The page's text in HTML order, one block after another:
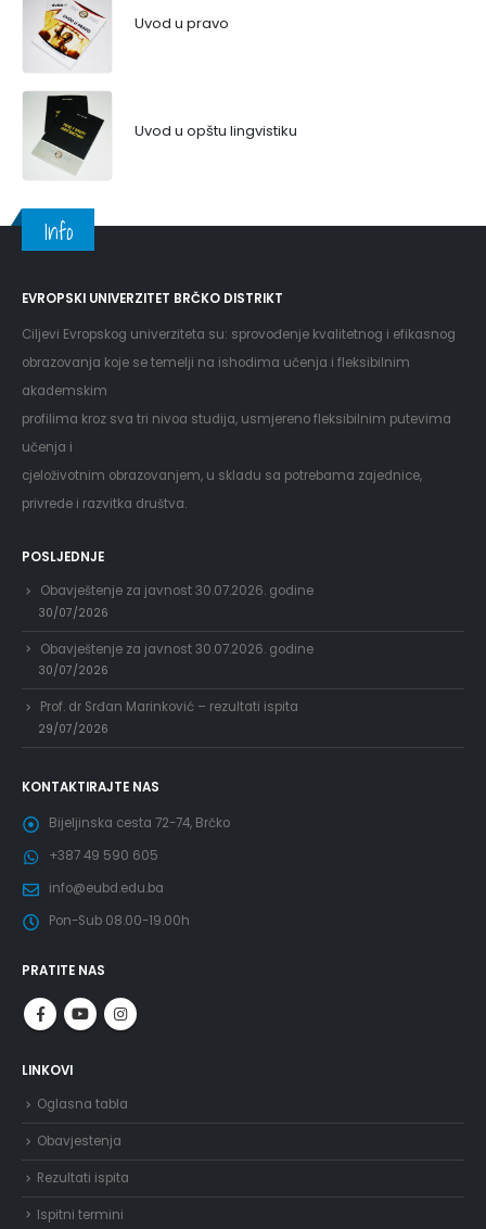
Uvod u pravo
Uvod u opštu lingvistiku
Info
EVROPSKI UNIVERZITET BRČKO DISTRIKT
Ciljevi Evropskog univerziteta su: sprovođenje kvalitetnog i efikasnog
obrazovanja koje se temelji na ishodima učenja i fleksibilnim
akademskim
profilima kroz sva tri nivoa studija, usmjereno fleksibilnim putevima
učenja i
cjeloživotnim obrazovanjem, u skladu sa potrebama zajednice,
privrede i razvitka društva.
POSLJEDNJE
Obavještenje za javnost 30.07.2026. godine
30/07/2026
Obavještenje za javnost 30.07.2026. godine
30/07/2026
Prof. dr Srđan Marinković – rezultati ispita
29/07/2026
KONTAKTIRAJTE NAS
Bijeljinska cesta 72-74, Brčko
+387 49 590 605
info@eubd.edu.ba
Pon-Sub 08.00-19.00h
PRATITE NAS
LINKOVI
Oglasna tabla
Obavjestenja
Rezultati ispita
Ispitni termini